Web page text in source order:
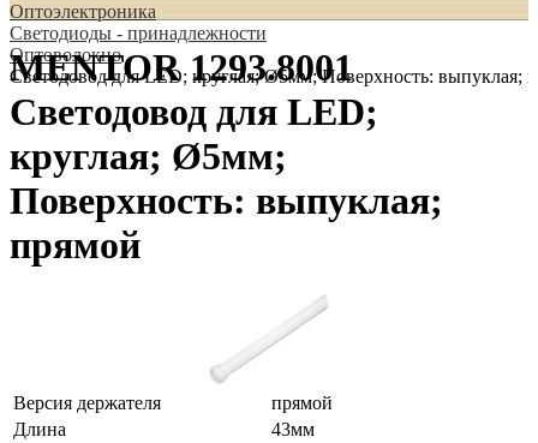
Oптоэлектроника
Светодиоды - принадлежности
Оптоволокно
Светодовод для LED; круглая; Ø5мм; Поверхность: выпуклая;
MENTOR 1293.8001
Светодовод для LED;
круглая; Ø5мм;
Поверхность: выпуклая;
прямой
Версия держателя
прямой
Длина
43мм